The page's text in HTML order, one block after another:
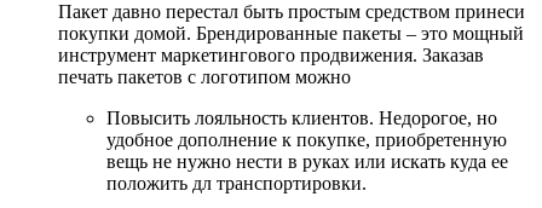
Пакет давно перестал быть простым средством принеси
покупки домой. Брендированные пакеты – это мощный
инструмент маркетингового продвижения. Заказав
печать пакетов с логотипом можно
Повысить лояльность клиентов. Недорогое, но
удобное дополнение к покупке, приобретенную
вещь не нужно нести в руках или искать куда ее
положить дл транспортировки.